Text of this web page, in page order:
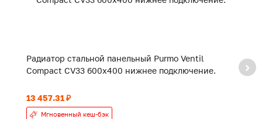
Радиатор стальной панельный Purmo Ventil
Compact CV33 600x400 нижнее подключение.
13 457.31 ₽
Мгновенный кеш-бэк